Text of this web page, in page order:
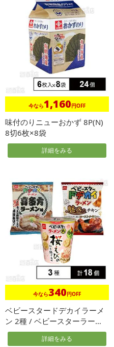
今なら1,160円OFF
味付のりニューおかず 8P(N)
8切6枚×8袋
詳細をみる
今なら340円OFF
ベビースタードデカイラーメ
ン 2種 / ベビースターラーメ
ン...
詳細をみる